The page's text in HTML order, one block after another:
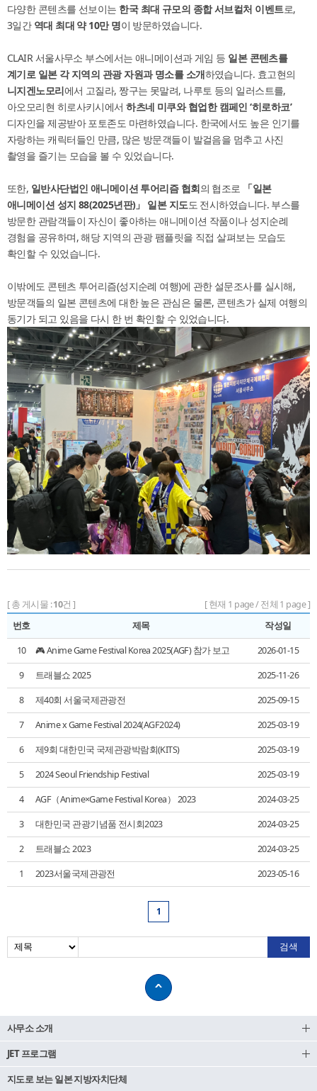
2023년10월13일~15일
2023서울국제관광전
「2020 서울국제관광박람회」 출전 보고
2020년11월9일～12일
「Anime x Game Festival 2019」출전 보고
2019년12월14일～15일
「2018 하나투어 여행박람회in 부산」출전 보고
「2017 하나투어 여행박람회in 부산」출전 보고
2017년12월1일～3일
<제18회 부산국제관광전> 출전 보고
2015년 9월 11일 ~ 9월 14일
다양한 콘텐츠를 선보이는 한국 최대 규모의 종합서브컬처 이벤트로,
3일간 역대 최대 약10만 명이 방문하였습니다.
CLAIR 서울사무소 부스에서는 애니메이션과 게임 등 일본 콘텐츠를
계기로 일본 각 지역의 관광자원과 명소를 소개하였습니다. 효고현의
니지겐노모리에서 고질라, 짱구는 못말려, 나루토 등의 일러스트를,
아오모리현 히로사키시에서하츠네 미쿠와 협업한 캠페인 ‘히로하코’
디자인을 제공받아 포토존도 마련하였습니다. 한국에서도 높은 인기를
자랑하는 캐릭터들인 만큼, 많은 방문객들이 발걸음을 멈추고 사진
촬영을 즐기는 모습을 볼 수 있었습니다.
또한, 일반사단법인 애니메이션 투어리즘 협회의 협조로 「일본
애니메이션 성지 88(2025년판)」 일본 지도도 전시하였습니다. 부스를
방문한 관람객들이 자신이 좋아하는 애니메이션 작품이나 성지순례
경험을 공유하며, 해당 지역의 관광 팸플릿을 직접 살펴보는 모습도
확인할 수 있었습니다.
이밖에도 콘텐츠 투어리즘(성지순례 여행)에 관한 설문조사를 실시해,
방문객들의 일본 콘텐츠에 대한 높은 관심은 물론, 콘텐츠가 실제 여행의
동기가 되고 있음을 다시 한 번 확인할 수 있었습니다.
[ 총 게시물 :10건 ]
[ 현재 1 page / 전체 1 page ]
번호
제목 작성일
10 🎮 Anime Game Festival Korea 2025(AGF) 참가 보고 2026-01-15
9 트래블쇼 2025 2025-11-26
8 제40회 서울국제관광전 2025-09-15
7 Anime x Game Festival 2024(AGF2024) 2025-03-19
6 제9회 대한민국 국제관광박람회(KITS) 2025-03-19
5 2024 Seoul Friendship Festival 2025-03-19
4 AGF（Anime×Game Festival Korea） 2023 2024-03-25
3 대한민국 관광기념품 전시회2023 2024-03-25
2 트래블쇼 2023 2024-03-25
1 2023서울국제관광전 2023-05-16
1
사무소 소개
JET 프로그램
지도로 보는 일본 지방자치단체